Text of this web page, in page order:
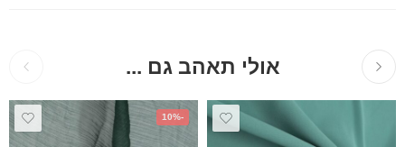
אולי תאהב גם ...
-10%